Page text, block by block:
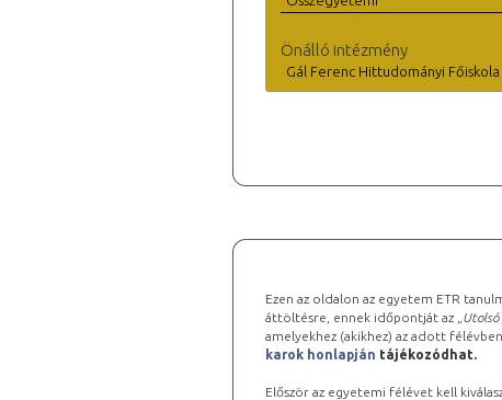
Önálló intézmény
Gál Ferenc Hittudományi Főiskola
Ezen az oldalon az egyetem ETR
áttöltésre, ennek időpontját az „
amelyekhez (akikhez) az adott
karok honlapján tájékozódhat.
Először az egyetemi félévet kell